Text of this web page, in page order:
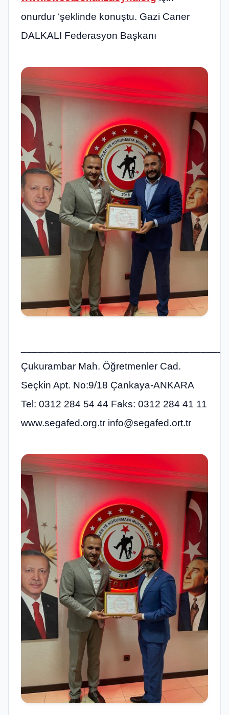
onurdur ‘şeklinde konuştu. Gazi Caner
DALKALI Federasyon Başkanı
Çukurambar Mah. Öğretmenler Cad.
Seçkin Apt. No:9/18 Çankaya-ANKARA
Tel: 0312 284 54 44 Faks: 0312 284 41 11
www.segafed.org.tr info@segafed.ort.tr